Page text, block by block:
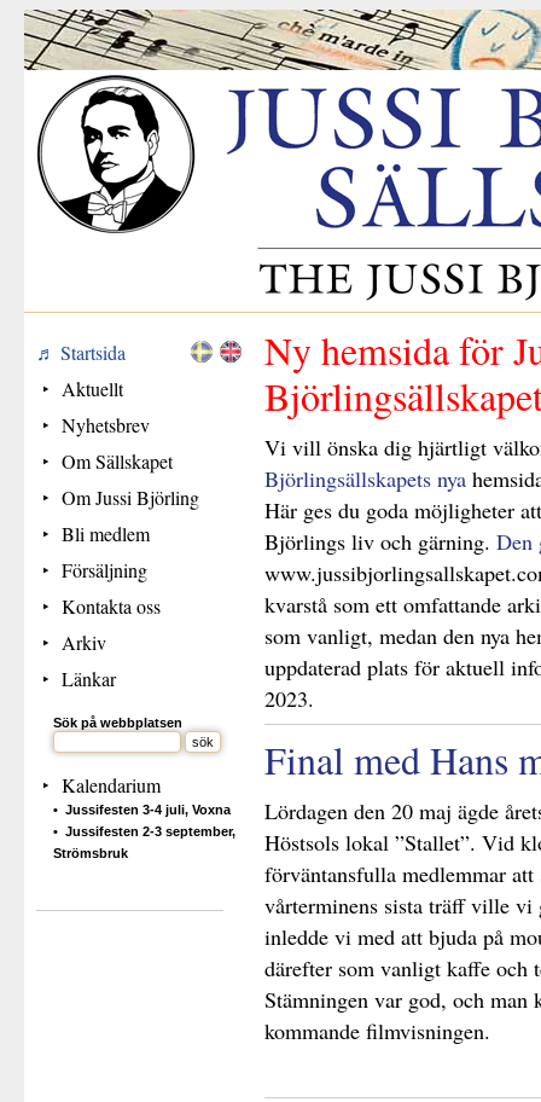
Startsida
Aktuellt
Nyhetsbrev
Om Sällskapet
Om Jussi Björling
Bli medlem
Försäljning
Kontakta oss
Arkiv
Länkar
Sök på webbplatsen
Kalendarium
Jussifesten 3-4 juli, Voxna
Jussifesten 2-3 september,
Strömsbruk
Ny hemsida för
Vi vill önska dig hjärtligt
Björlingsällskapets nya
Här ges du goda möjligheter
Björlings liv och gärning. Den
kvarstå som ett omfattande
som vanligt, medan den nya
uppdaterad plats för aktuell
2023.
Final med Hans
Lördagen den 20 maj ägde
Höstsols lokal ”Stallet”. Vid
förväntansfulla medlemmar
vårterminens sista träff ville
inledde vi med att bjuda på
därefter som vanligt kaffe och
Stämningen var god, och man
kommande filmvisningen.